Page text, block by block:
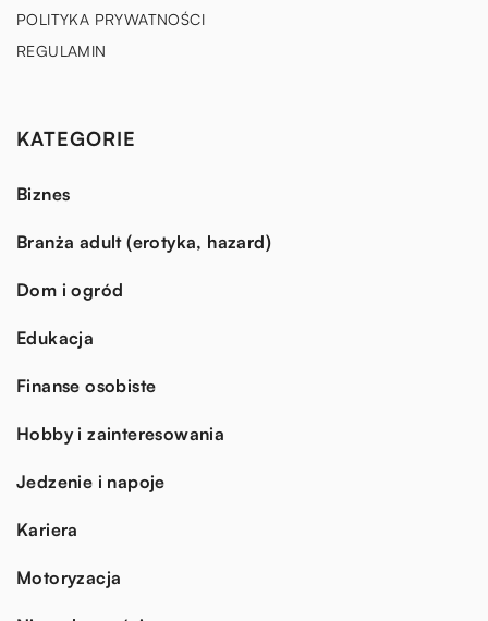
POLITYKA PRYWATNOŚCI
REGULAMIN
KATEGORIE
Biznes
Branża adult (erotyka, hazard)
Dom i ogród
Edukacja
Finanse osobiste
Hobby i zainteresowania
Jedzenie i napoje
Kariera
Motoryzacja